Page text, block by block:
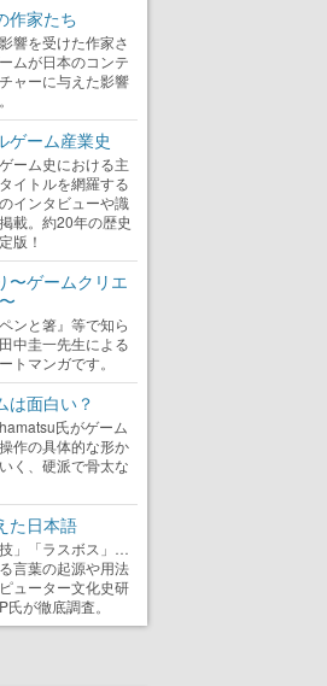
作家たち
響を受けた作家さ
ムが日本のコンテ
ャーに与えた影響
ゲーム産業史
ーム史における主
イトルを網羅する
インタビューや識
載。約20年の歴史
版！
〜ゲームクリエ
ンと箸』等で知ら
中圭一先生による
トマンガです。
は面白い？
氏がゲーム
作の具体的な形か
く、硬派で骨太な
た日本語
技」「ラスボス」…
言葉の起源や用法
ューター文化史研
が徹底調査。